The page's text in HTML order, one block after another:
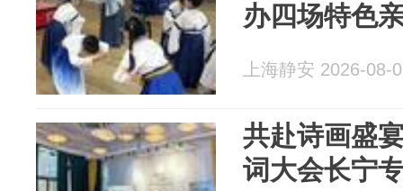
办四场特色
上海静安 2026-08-
共赴诗画盛
词大会长宁